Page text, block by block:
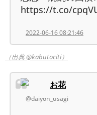
https://t.co/
2022-06-16 08:21:46
（出典 @kabutociti）
お花
@daiyon_usagi